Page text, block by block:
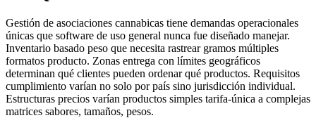
Gestión de asociaciones cannabicas tiene demandas operacionales
únicas que software de uso general nunca fue diseñado manejar.
Inventario basado peso que necesita rastrear gramos múltiples
formatos producto. Zonas entrega con límites geográficos
determinan qué clientes pueden ordenar qué productos. Requisitos
cumplimiento varían no solo por país sino jurisdicción individual.
Estructuras precios varían productos simples tarifa-única a complejas
matrices sabores, tamaños, pesos.